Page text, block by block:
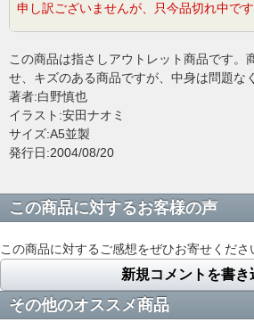
申し訳ございませんが、只今品切れ中です
この商品は指さしアウトレット商品です。
せ、キズのある商品ですが、中身は問題な
著者:白野慎也
イラスト:安田ナオミ
サイズ:A5並製
発行日:2004/08/20
この商品に対するお客様の声
この商品に対するご感想をぜひお寄せくださ
新規コメントを書き
その他のオススメ商品